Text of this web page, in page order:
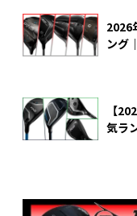
2026
ング
【
気ラ